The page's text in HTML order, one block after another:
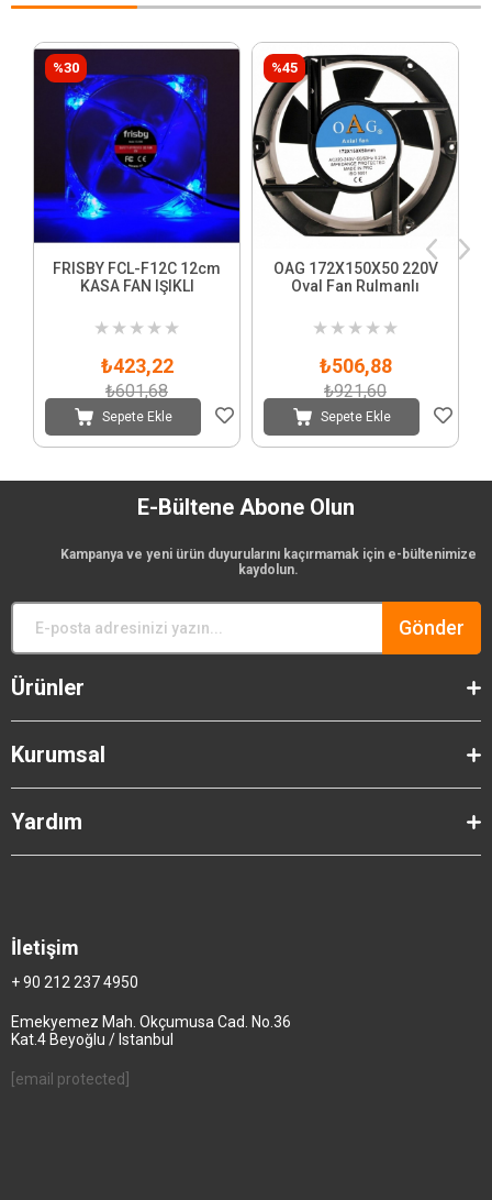
FRISBY FCL-F12C 12cm
KASA FAN IŞIKLI
★ ★ ★ ★ ★
₺423,22
₺601,68
Sepete Ekle
%30
OAG 172X150X50 220V
Oval Fan Rulmanlı
★ ★ ★ ★ ★
₺506,88
₺921,60
Sepete Ekle
%45
E-Bültene Abone Olun
Kampanya ve yeni ürün duyurularını kaçırmamak için e-bültenimize
kaydolun.
Gönder
Ürünler
Kurumsal
Yardım
İletişim
+ 90 212 237 4950
Emekyemez Mah. Okçumusa Cad. No.36
Kat.4 Beyoğlu / Istanbul
[email protected]